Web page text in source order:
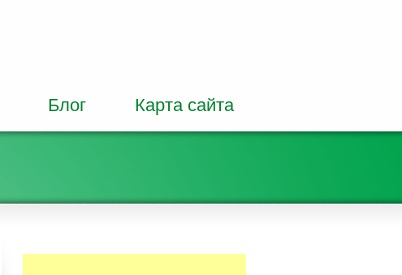
Блог Карта сайта